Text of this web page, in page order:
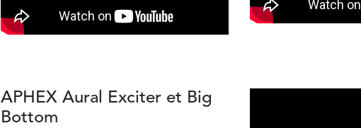
APHEX Aural Exciter et Big
Bottom